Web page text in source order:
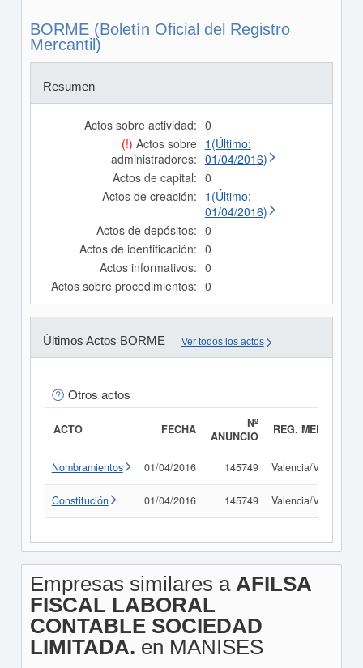
BORME (Boletín Oficial del Registro
Mercantil)
Resumen
Actos sobre actividad: 0
(!) Actos sobre
administradores:
1(Último:
01/04/2016)
Actos de capital: 0
Actos de creación: 1(Último:
01/04/2016)
Actos de depósitos: 0
Actos de identificación: 0
Actos informativos: 0
Actos sobre procedimientos: 0
Últimos Actos BORME Ver todos los actos
Otros actos
ACTO FECHA
Nº
ANUNCIO
REG. MERC.
Nombramientos 01/04/2016 145749 Valencia/València
Constitución 01/04/2016 145749 Valencia/València
Empresas similares a AFILSA
FISCAL LABORAL
CONTABLE SOCIEDAD
LIMITADA. en MANISES